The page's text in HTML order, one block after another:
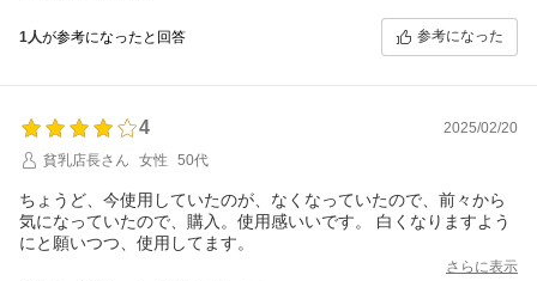
1人が参考になったと回答 参考になった
4
2025/02/20
貧乳店長さん
女性 50代
ちょうど、今使用していたのが、なくなっていたので、前々から
気になっていたので、購入。使用感いいです。 白くなりますよう
にと願いつつ、使用してます。
さらに表示